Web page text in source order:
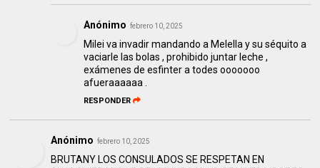
Anónimo febrero 10, 2025
Milei va invadir mandando a Melella y su séquito a
vaciarle las bolas , prohibido juntar leche ,
exámenes de esfinter a todes ooooooo
afueraaaaaa .
RESPONDER
Anónimo febrero 10, 2025
BRUTANY LOS CONSULADOS SE RESPETAN EN